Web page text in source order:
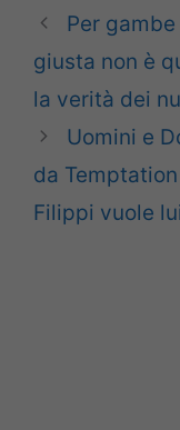
Per
giusta non è
la verità dei
Uomini e
da
Filippi vuole lui